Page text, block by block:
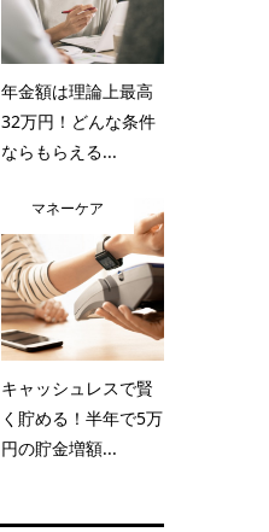
年金額は理論上最高
32万円！どんな条件
ならもらえる...
マネーケア
キャッシュレスで賢
く貯める！半年で5万
円の貯金増額...